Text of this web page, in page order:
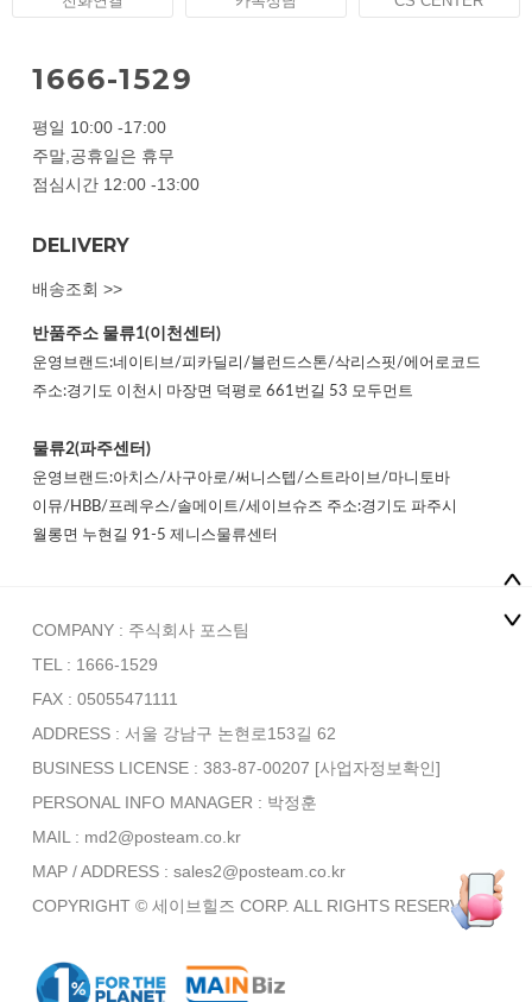
1666-1529
평일 10:00 -17:00
주말,공휴일은 휴무
점심시간 12:00 -13:00
DELIVERY
배송조회 >>
반품주소 물류1(이천센터)
운영브랜드:네이티브/피카딜리/블런드스톤/삭리스핏/에어로코드
주소:경기도 이천시 마장면 덕평로 661번길 53 모두먼트
물류2(파주센터)
운영브랜드:아치스/사구아로/써니스텝/스트라이브/마니토바
이뮤/HBB/프레우스/솔메이트/세이브슈즈 주소:경기도 파주시
월롱면 누현길 91-5 제니스물류센터
COMPANY : 주식회사 포스팀
TEL : 1666-1529
FAX : 05055471111
ADDRESS : 서울 강남구 논현로153길 62
BUSINESS LICENSE : 383-87-00207 [사업자정보확인]
PERSONAL INFO MANAGER : 박정훈
MAIL : md2@posteam.co.kr
MAP / ADDRESS : sales2@posteam.co.kr
COPYRIGHT © 세이브힐즈 CORP. ALL RIGHTS RESERVED.